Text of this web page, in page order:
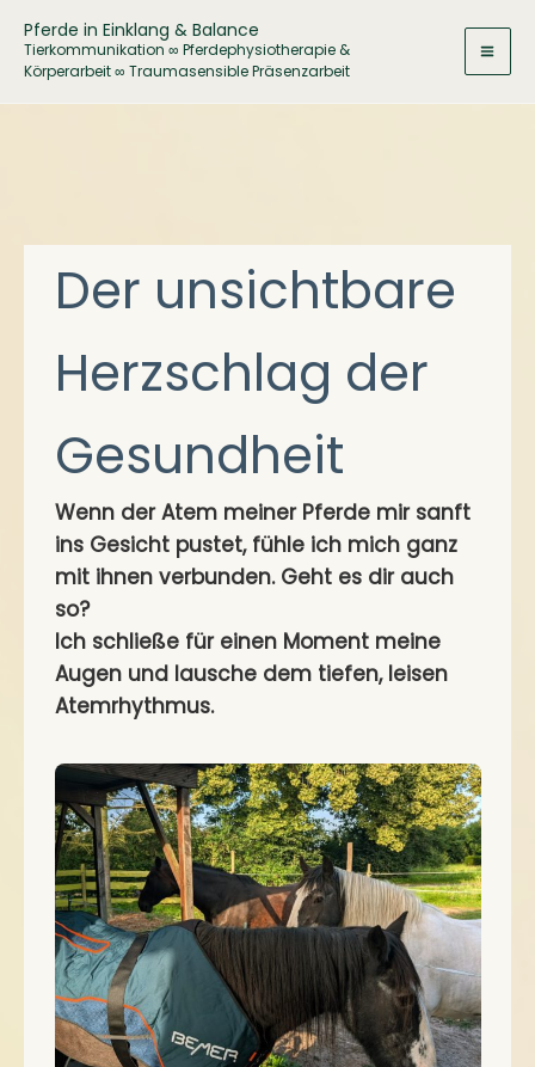
Zum
Inhalt
springen
Pferde in Einklang & Balance
Tierkommunikation ∞ Pferdephysiotherapie &
Körperarbeit ∞ Traumasensible Präsenzarbeit
Der unsichtbare
Herzschlag der
Gesundheit
Wenn der Atem meiner Pferde mir sanft
ins Gesicht pustet, fühle ich mich ganz
mit ihnen verbunden. Geht es dir auch
so?
Ich schließe für einen Moment meine
Augen und lausche dem tiefen, leisen
Atemrhythmus.